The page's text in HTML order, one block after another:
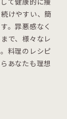
けやすい、簡
。罪悪感なく
で、様々なレ
料理のレシピ
あなたも理想